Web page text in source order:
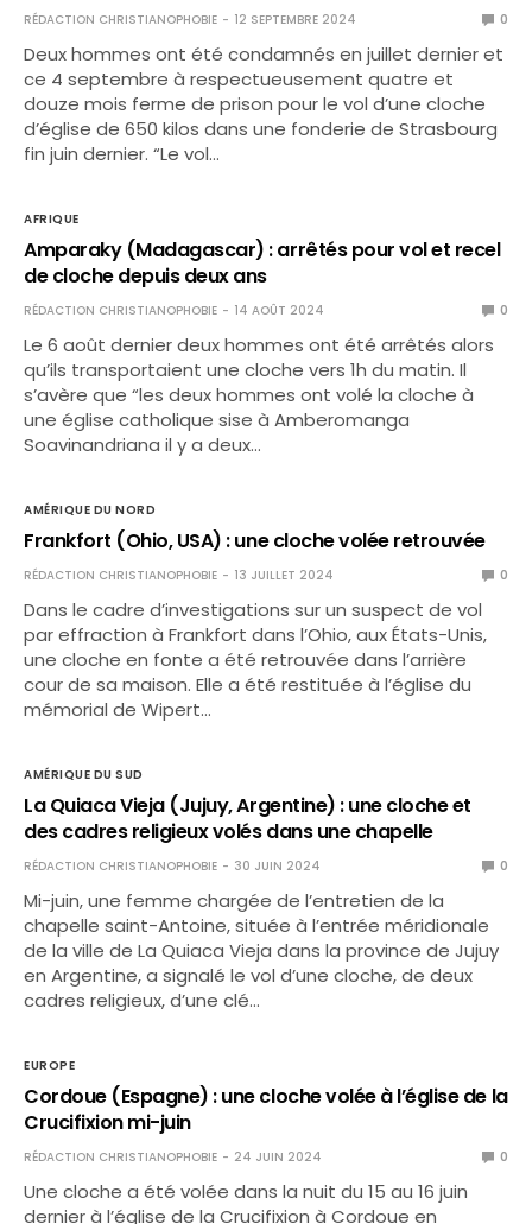
RÉDACTION CHRISTIANOPHOBIE 12 SEPTEMBRE 2024 0
Deux hommes ont été condamnés en juillet dernier et
ce 4 septembre à respectueusement quatre et
douze mois ferme de prison pour le vol d’une cloche
d’église de 650 kilos dans une fonderie de Strasbourg
fin juin dernier. “Le vol…
AFRIQUE
Amparaky (Madagascar) : arrêtés pour vol et recel
de cloche depuis deux ans
RÉDACTION CHRISTIANOPHOBIE 14 AOÛT 2024 0
Le 6 août dernier deux hommes ont été arrêtés alors
qu’ils transportaient une cloche vers 1h du matin. Il
s’avère que “les deux hommes ont volé la cloche à
une église catholique sise à Ambe­ro­manga
Soavinandriana il y a deux…
AMÉRIQUE DU NORD
Frankfort (Ohio, USA) : une cloche volée retrouvée
RÉDACTION CHRISTIANOPHOBIE 13 JUILLET 2024 0
Dans le cadre d’investigations sur un suspect de vol
par effraction à Frankfort dans l’Ohio, aux États-Unis,
une cloche en fonte a été retrouvée dans l’arrière
cour de sa maison. Elle a été restituée à l’église du
mémorial de Wipert…
AMÉRIQUE DU SUD
La Quiaca Vieja (Jujuy, Argentine) : une cloche et
des cadres religieux volés dans une chapelle
RÉDACTION CHRISTIANOPHOBIE 30 JUIN 2024 0
Mi-juin, une femme chargée de l’entretien de la
chapelle saint-Antoine, située à l’entrée méridionale
de la ville de La Quiaca Vieja dans la province de Jujuy
en Argentine, a signalé le vol d’une cloche, de deux
cadres religieux, d’une clé…
EUROPE
Cordoue (Espagne) : une cloche volée à l’église de la
Crucifixion mi-juin
RÉDACTION CHRISTIANOPHOBIE 24 JUIN 2024 0
Une cloche a été volée dans la nuit du 15 au 16 juin
dernier à l’église de la Crucifixion à Cordoue en